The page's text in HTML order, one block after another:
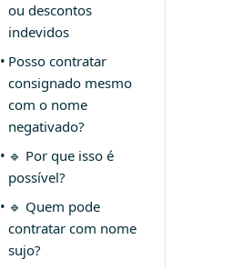
ou descontos
indevidos
Posso contratar
consignado mesmo
com o nome
negativado?
🔹 Por que isso é
possível?
🔹 Quem pode
contratar com nome
sujo?